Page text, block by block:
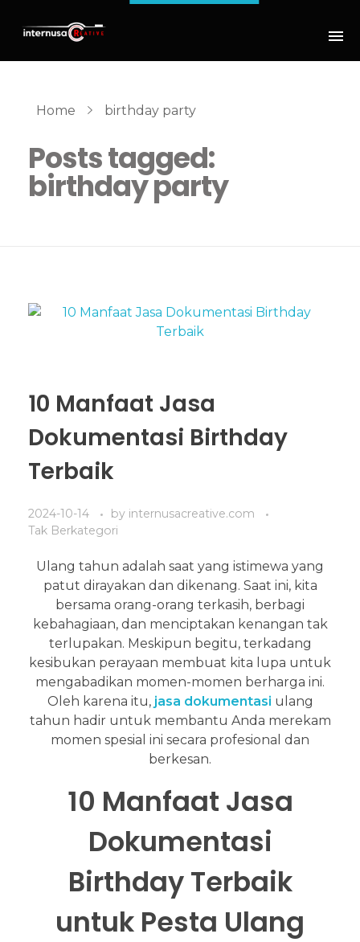
Home birthday party
Posts tagged:
birthday party
10 Manfaat Jasa
Dokumentasi Birthday
Terbaik
2024-10-14 by internusacreative.com
Tak Berkategori
Ulang tahun adalah saat yang istimewa yang
patut dirayakan dan dikenang. Saat ini, kita
bersama orang-orang terkasih, berbagi
kebahagiaan, dan menciptakan kenangan tak
terlupakan. Meskipun begitu, terkadang
kesibukan perayaan membuat kita lupa untuk
mengabadikan momen-momen berharga ini.
Oleh karena itu, jasa dokumentasi ulang
tahun hadir untuk membantu Anda merekam
momen spesial ini secara profesional dan
berkesan.
10 Manfaat Jasa
Dokumentasi
Birthday Terbaik
untuk Pesta Ulang